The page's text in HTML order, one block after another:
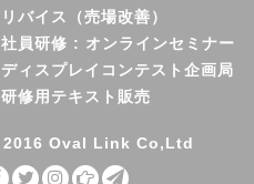
リバイス（売場改善）
社員研修 : オンラインセミナー
ディスプレイコンテスト企画局
研修用テキスト販売
2016 Oval Link Co,Ltd